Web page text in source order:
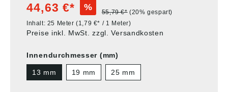
44,63 €* % 55,79 €* (20% gespart)
Inhalt: 25 Meter(1,79 €* / 1 Meter)
Preise inkl. MwSt. zzgl. Versandkosten
Innendurchmesser (mm)
13 mm 19 mm 25 mm